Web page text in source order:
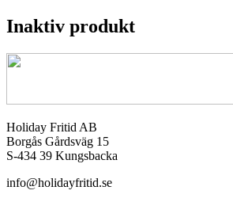
Inaktiv produkt
Holiday Fritid AB
Borgås Gårdsväg 15
S-434 39 Kungsbacka
info@holidayfritid.se